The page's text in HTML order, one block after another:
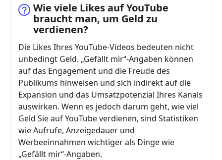
Wie viele Likes auf YouTube
braucht man, um Geld zu
verdienen?
Die Likes Ihres YouTube-Videos bedeuten nicht
unbedingt Geld. „Gefällt mir“-Angaben können
auf das Engagement und die Freude des
Publikums hinweisen und sich indirekt auf die
Expansion und das Umsatzpotenzial Ihres Kanals
auswirken. Wenn es jedoch darum geht, wie viel
Geld Sie auf YouTube verdienen, sind Statistiken
wie Aufrufe, Anzeigedauer und
Werbeeinnahmen wichtiger als Dinge wie
„Gefällt mir“-Angaben.